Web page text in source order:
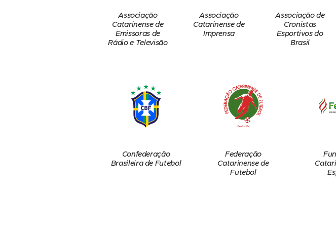
Associação
Catarinense de
Emissoras de
Rádio e Televisão
Associação
Catarinense de
Imprensa
Associação de
Cronistas
Esportivos do
Brasil
Confederação
Brasileira de Futebol
Federação
Catarinense de
Futebol